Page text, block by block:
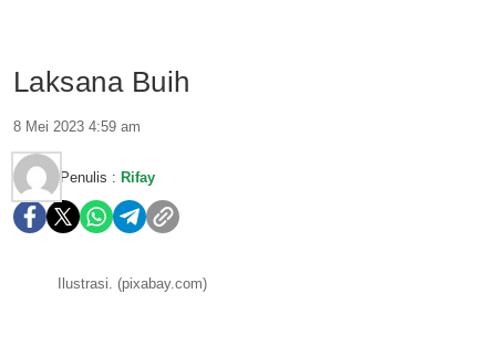
Laksana Buih
8 Mei 2023 4:59 am
Penulis : Rifay
Ilustrasi. (pixabay.com)